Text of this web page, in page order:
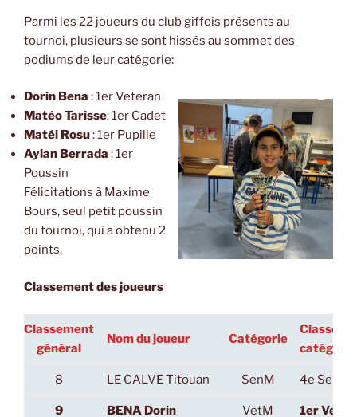
Parmi les 22 joueurs du club giffois présents au
tournoi, plusieurs se sont hissés au sommet des
podiums de leur catégorie:
Dorin Bena : 1er Veteran
Matéo Tarisse: 1er Cadet
Matéi Rosu: 1er Pupille
Aylan Berrada : 1er
Poussin
Félicitations à Maxime
Bours, seul petit poussin
du tournoi, qui a obtenu 2
points.
Classement des joueurs
Classement
général
Nom du joueur Catégorie
catégorie
8 LE CALVE Titouan SenM 4e SenM
9 BENA Dorin VetM 1er VetM